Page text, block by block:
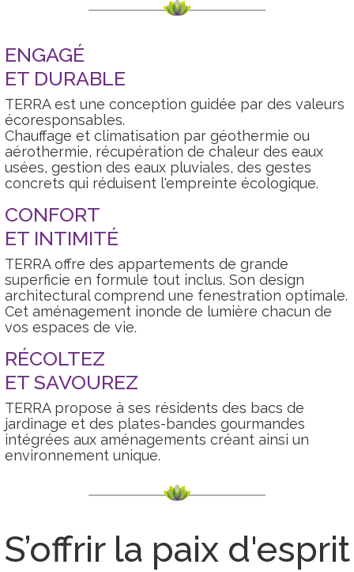
ENGAGÉ
ET DURABLE
TERRA est une conception guidée par des valeurs
écoresponsables.
Chauffage et climatisation par géothermie ou
aérothermie, récupération de chaleur des eaux
usées, gestion des eaux pluviales, des gestes
concrets qui réduisent l'empreinte écologique.
CONFORT
ET INTIMITÉ
TERRA offre des appartements de grande
superficie en formule tout inclus. Son design
architectural comprend une fenestration optimale.
Cet aménagement inonde de lumière chacun de
vos espaces de vie.
RÉCOLTEZ
ET SAVOUREZ
TERRA propose à ses résidents des bacs de
jardinage et des plates-bandes gourmandes
intégrées aux aménagements créant ainsi un
environnement unique.
S’offrir la paix d'esprit